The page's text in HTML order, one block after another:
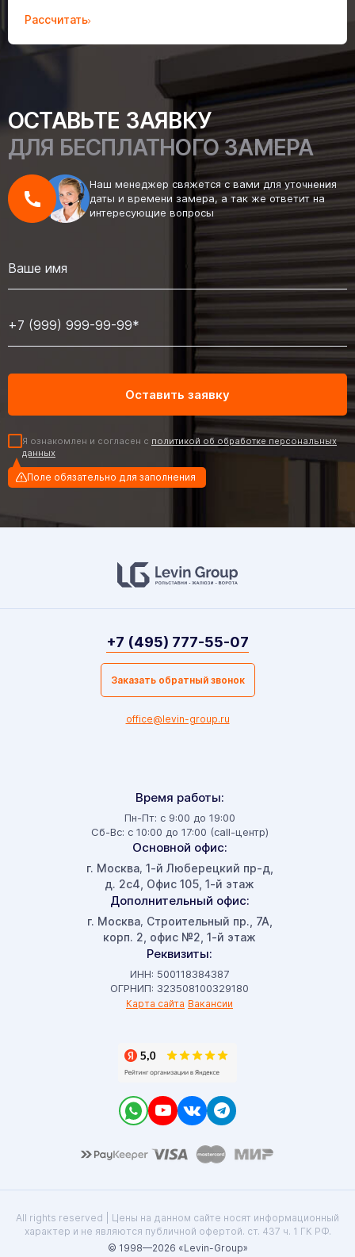
Рассчитать
ОСТАВЬТЕ ЗАЯВКУ
ДЛЯ БЕСПЛАТНОГО ЗАМЕРА
Наш менеджер свяжется с вами для уточнения
даты и времени замера, а так же ответит на
интересующие вопросы
Я ознакомлен и согласен с политикой об обработке персональных
данных
Поле обязательно для заполнения
Время работы:
Пн-Пт: с 9:00 до 19:00
Сб-Вс: с 10:00 до 17:00 (call-центр)
Основной офис:
г. Москва, 1-й Люберецкий пр-д,
д. 2с4, Офис 105, 1-й этаж
Дополнительный офис:
г. Москва, Строительный пр., 7А,
корп. 2, офис №2, 1-й этаж
Реквизиты:
ИНН: 500118384387
ОГРНИП: 323508100329180
Карта сайта Вакансии
+7 (495) 777-55-07
Заказать обратный звонок
office@levin-group.ru
All rights reserved | Цены на данном сайте носят информационный
характер и не являются публичной офертой. ст. 437 ч. 1 ГК РФ.
© 1998—2026 «Levin-Group»